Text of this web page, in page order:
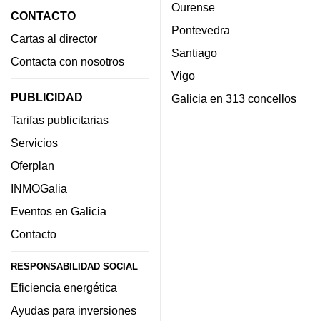
CONTACTO
Cartas al director
Contacta con nosotros
PUBLICIDAD
Tarifas publicitarias
Servicios
Oferplan
INMOGalia
Eventos en Galicia
Contacto
RESPONSABILIDAD SOCIAL
Eficiencia energética
Ayudas para inversiones
Ourense
Pontevedra
Santiago
Vigo
Galicia en 313 concellos